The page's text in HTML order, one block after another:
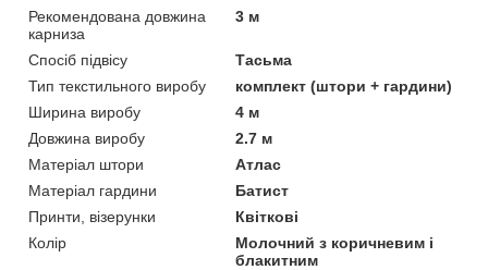
Рекомендована довжина
карниза
3 м
Спосіб підвісу
Тасьма
Тип текстильного виробу
комплект (штори + гардини)
Ширина виробу
4 м
Довжина виробу
2.7 м
Матеріал штори
Атлас
Матеріал гардини
Батист
Принти, візерунки
Квіткові
Колір
Молочний з коричневим і
блакитним